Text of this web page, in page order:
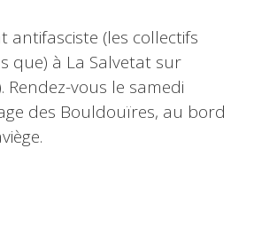
antifasciste (les collectifs
que) à La Salvetat sur
Rendez-vous le samedi
des Bouldouïres, au bord